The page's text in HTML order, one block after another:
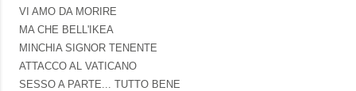
VI AMO DA MORIRE
MA CHE BELL'IKEA
MINCHIA SIGNOR TENENTE
ATTACCO AL VATICANO
SESSO A PARTE... TUTTO BENE